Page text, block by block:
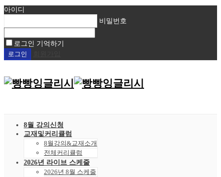
아이디
비밀번호
로그인 기억하기
8월 강의신청
교재및커리큘럼
8월강의&교재소개
전체커리큘럼
2026년 라이브 스케줄
2026년 8월 스케줄